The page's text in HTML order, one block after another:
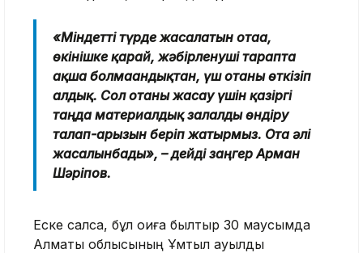
«Міндетті түрде жасалатын отаға,
өкінішке қарай, жәбірленуші тарапта
ақша болмағандықтан, үш отаны өткізіп
алдық. Сол отаны жасау үшін қазіргі
таңда материалдық залалды өндіру
талап-арызын беріп жатырмыз. Ота әлі
жасалынбады», – дейді заңгер Арман
Шәріпов.
Еске салсақ, бұл оқиға былтыр 30 маусымда
Алматы облысының Ұмтыл ауылдық